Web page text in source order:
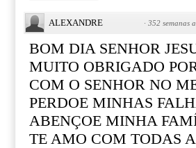
ALEXANDRE · 352 semanas
BOM DIA SENHOR
MUITO OBRIGADO
COM O SENHOR NO
PERDOE MINHAS
ABENÇOE MINHA
TE AMO COM TODAS